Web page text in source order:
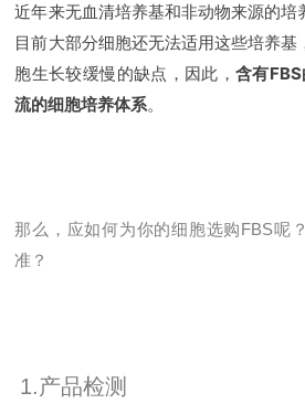
近年来无血清培养基和非动物来源的培
目前大部分细胞还无法适用这些培养
胞生长较缓慢的缺点，因此， 含有
流的细胞培养体系。
那么，应如何为你的细胞选购FBS呢
准？
1.产品检测